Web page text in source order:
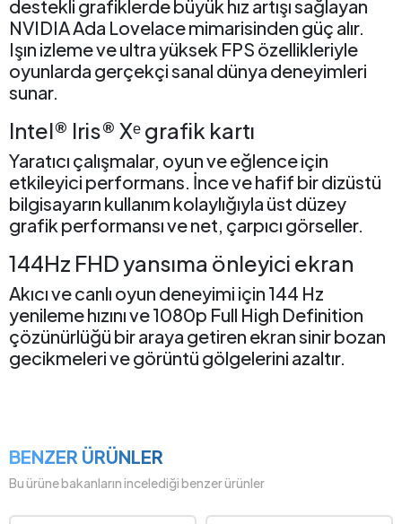
destekli grafiklerde büyük hız artışı sağlayan
NVIDIA Ada Lovelace mimarisinden güç alır.
Işın izleme ve ultra yüksek FPS özellikleriyle
oyunlarda gerçekçi sanal dünya deneyimleri
sunar.
Intel® Iris® Xᵉ grafik kartı
Yaratıcı çalışmalar, oyun ve eğlence için
etkileyici performans. İnce ve hafif bir dizüstü
bilgisayarın kullanım kolaylığıyla üst düzey
grafik performansı ve net, çarpıcı görseller.
144Hz FHD yansıma önleyici ekran
Akıcı ve canlı oyun deneyimi için 144 Hz
yenileme hızını ve 1080p Full High Definition
çözünürlüğü bir araya getiren ekran sinir bozan
gecikmeleri ve görüntü gölgelerini azaltır.
BENZER ÜRÜNLER
Bu ürüne bakanların incelediği benzer ürünler